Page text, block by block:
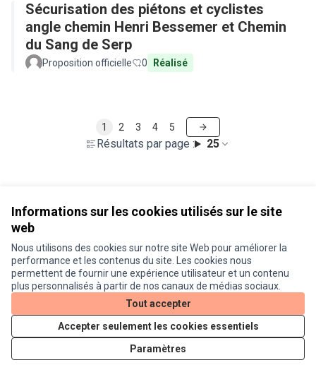
Informations sur les cookies utilisés sur le site
web
Nous utilisons des cookies sur notre site Web pour améliorer la
performance et les contenus du site. Les cookies nous
permettent de fournir une expérience utilisateur et un contenu
plus personnalisés à partir de nos canaux de médias sociaux.
Tout accepter
Accepter seulement les cookies essentiels
Paramètres
Sécurisation des piétons et cyclistes
angle chemin Henri Bessemer et Chemin
du Sang de Serp
Proposition officielle 0 Réalisé
Résultats par page : 25
1 2 3 4 5
Conditions d'utilisation
Paramètres des cookies
Je participe ! sur X
(Lien externe)
Je participe ! sur Facebook
Je participe ! sur Instagram
Site réalisé grâce aulogiciel libre Decidim .
Licence
(Lien